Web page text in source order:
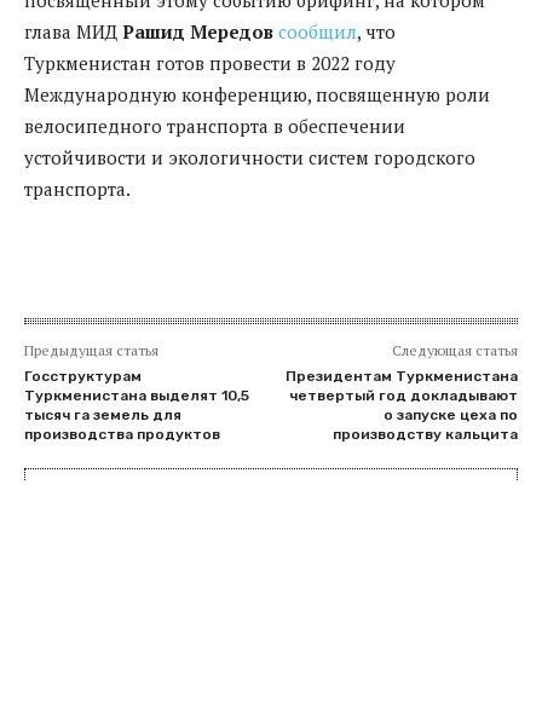
глава МИД Рашид Мередов сообщил, что
Туркменистан готов провести в 2022 году
Международную конференцию, посвященную роли
велосипедного транспорта в обеспечении
устойчивости и экологичности систем городского
транспорта.
Предыдущая статья
Госструктурам
Туркменистана выделят 10,5
тысяч га земель для
производства продуктов
Следующая статья
Президентам Туркменистана
четвертый год докладывают
о запуске цеха по
производству кальцита